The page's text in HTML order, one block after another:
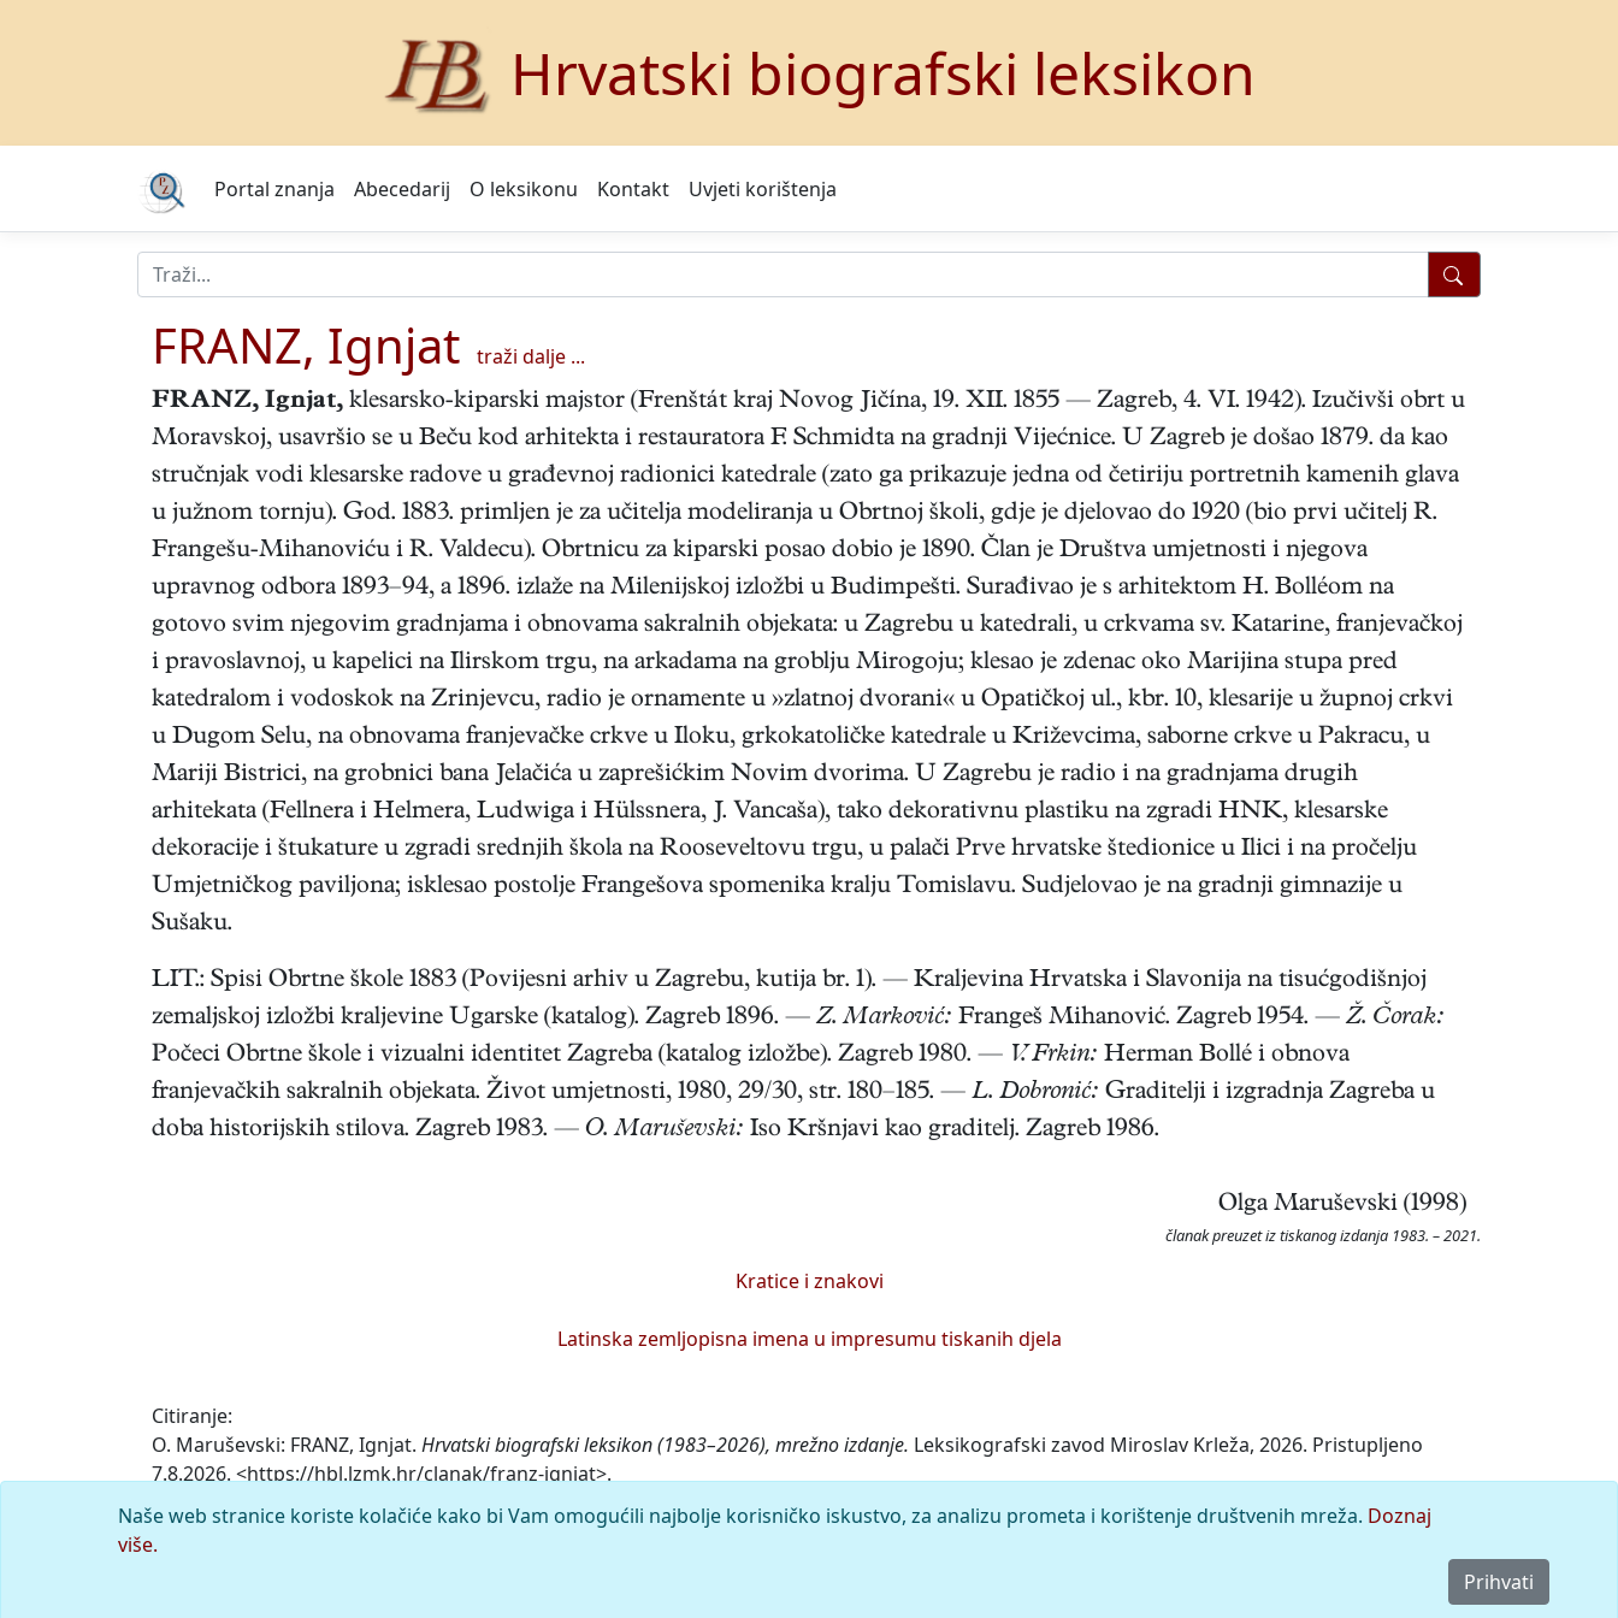
Hrvatski biografski leksikon
Portal znanja Abecedarij O leksikonu Kontakt Uvjeti korištenja
FRANZ, Ignjat traži dalje ...
FRANZ, Ignjat, klesarsko-kiparski majstor (Frenštát kraj Novog Jičína, 19. XII. 1855 — Zagreb, 4. VI. 1942). Izučivši obrt u
Moravskoj, usavršio se u Beču kod arhitekta i restauratora F. Schmidta na gradnji Vijećnice. U Zagreb je došao 1879. da kao
stručnjak vodi klesarske radove u građevnoj radionici katedrale (zato ga prikazuje jedna od četiriju portretnih kamenih glava
u južnom tornju). God. 1883. primljen je za učitelja modeliranja u Obrtnoj školi, gdje je djelovao do 1920 (bio prvi učitelj R.
Frangešu-Mihanoviću i R. Valdecu). Obrtnicu za kiparski posao dobio je 1890. Član je Društva umjetnosti i njegova
upravnog odbora 1893–94, a 1896. izlaže na Milenijskoj izložbi u Budimpešti. Surađivao je s arhitektom H. Bolléom na
gotovo svim njegovim gradnjama i obnovama sakralnih objekata: u Zagrebu u katedrali, u crkvama sv. Katarine, franjevačkoj
i pravoslavnoj, u kapelici na Ilirskom trgu, na arkadama na groblju Mirogoju; klesao je zdenac oko Marijina stupa pred
katedralom i vodoskok na Zrinjevcu, radio je ornamente u »zlatnoj dvorani« u Opatičkoj ul., kbr. 10, klesarije u župnoj crkvi
u Dugom Selu, na obnovama franjevačke crkve u Iloku, grkokatoličke katedrale u Križevcima, saborne crkve u Pakracu, u
Mariji Bistrici, na grobnici bana Jelačića u zaprešićkim Novim dvorima. U Zagrebu je radio i na gradnjama drugih
arhitekata (Fellnera i Helmera, Ludwiga i Hülssnera, J. Vancaša), tako dekorativnu plastiku na zgradi HNK, klesarske
dekoracije i štukature u zgradi srednjih škola na Rooseveltovu trgu, u palači Prve hrvatske štedionice u Ilici i na pročelju
Umjetničkog paviljona; isklesao postolje Frangešova spomenika kralju Tomislavu. Sudjelovao je na gradnji gimnazije u
Sušaku.
LIT.: Spisi Obrtne škole 1883 (Povijesni arhiv u Zagrebu, kutija br. 1). — Kraljevina Hrvatska i Slavonija na tisućgodišnjoj
zemaljskoj izložbi kraljevine Ugarske (katalog). Zagreb 1896. —Z. Marković: Frangeš Mihanović. Zagreb 1954. —Ž. Čorak:
Počeci Obrtne škole i vizualni identitet Zagreba (katalog izložbe). Zagreb 1980. — V. Frkin: Herman Bollé i obnova
franjevačkih sakralnih objekata. Život umjetnosti, 1980, 29/30, str. 180–185. — L. Dobronić: Graditelji i izgradnja Zagreba u
doba historijskih stilova. Zagreb 1983. — O. Maruševski: Iso Kršnjavi kao graditelj. Zagreb 1986.
Olga Maruševski (1998)
članak preuzet iz tiskanog izdanja 1983. – 2021.
Kratice i znakovi
Latinska zemljopisna imena u impresumu tiskanih djela
Citiranje:
O. Maruševski: FRANZ, Ignjat. Hrvatski biografski leksikon (1983–2026), mrežno izdanje. Leksikografski zavod Miroslav Krleža, 2026. Pristupljeno
7.8.2026. <https://hbl.lzmk.hr/clanak/franz-ignjat>.
Komentar
Naše web stranice koriste kolačiće kako bi Vam omogućili najbolje korisničko iskustvo, za analizu prometa i korištenje društvenih mreža. Doznaj
više.
Prihvati